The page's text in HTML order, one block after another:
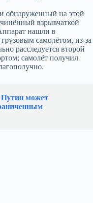
обнаруженный на этой
взрывчаткой
нашли в
самолётом, из‑за
расследуется второй
самолёт получил
может